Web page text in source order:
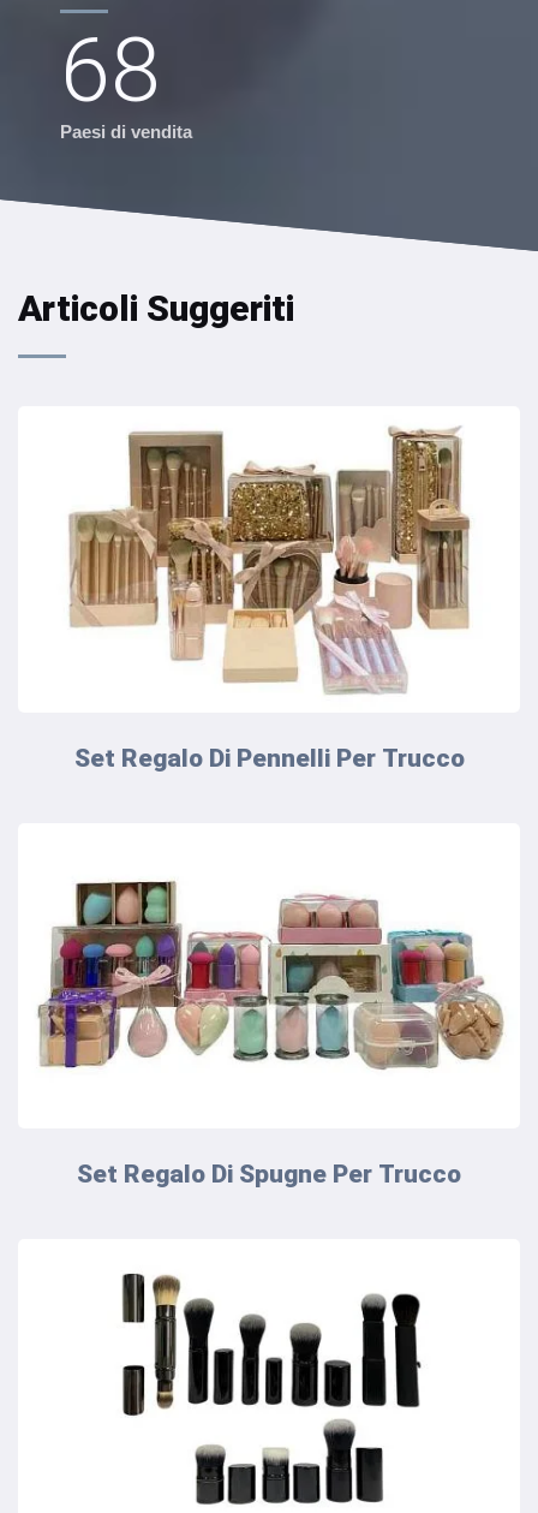
68
Paesi di vendita
Articoli Suggeriti
Set Regalo Di Pennelli Per Trucco
Set Regalo Di Spugne Per Trucco